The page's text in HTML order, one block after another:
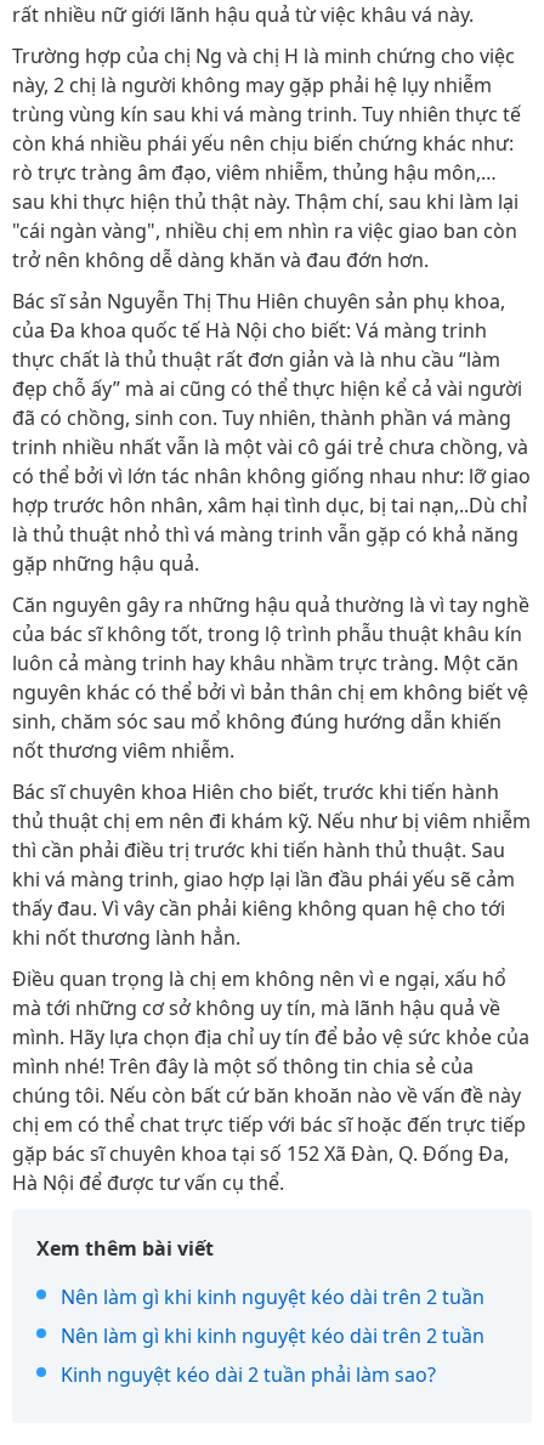
rất nhiều nữ giới lãnh hậu quả từ việc khâu vá này.
Trường hợp của chị Ng và chị H là minh chứng cho việc
này, 2 chị là người không may gặp phải hệ lụy nhiễm
trùng vùng kín sau khi vá màng trinh. Tuy nhiên thực tế
còn khá nhiều phái yếu nên chịu biến chứng khác như:
rò trực tràng âm đạo, viêm nhiễm, thủng hậu môn,…
sau khi thực hiện thủ thật này. Thậm chí, sau khi làm lại
"cái ngàn vàng", nhiều chị em nhìn ra việc giao ban còn
trở nên không dễ dàng khăn và đau đớn hơn.
Bác sĩ sản Nguyễn Thị Thu Hiên chuyên sản phụ khoa,
của Đa khoa quốc tế Hà Nội cho biết: Vá màng trinh
thực chất là thủ thuật rất đơn giản và là nhu cầu “làm
đẹp chỗ ấy” mà ai cũng có thể thực hiện kể cả vài người
đã có chồng, sinh con. Tuy nhiên, thành phần vá màng
trinh nhiều nhất vẫn là một vài cô gái trẻ chưa chồng, và
có thể bởi vì lớn tác nhân không giống nhau như: lỡ giao
hợp trước hôn nhân, xâm hại tình dục, bị tai nạn,..Dù chỉ
là thủ thuật nhỏ thì vá màng trinh vẫn gặp có khả năng
gặp những hậu quả.
Căn nguyên gây ra những hậu quả thường là vì tay nghề
của bác sĩ không tốt, trong lộ trình phẫu thuật khâu kín
luôn cả màng trinh hay khâu nhầm trực tràng. Một căn
nguyên khác có thể bởi vì bản thân chị em không biết vệ
sinh, chăm sóc sau mổ không đúng hướng dẫn khiến
nốt thương viêm nhiễm.
Bác sĩ chuyên khoa Hiên cho biết, trước khi tiến hành
thủ thuật chị em nên đi khám kỹ. Nếu như bị viêm nhiễm
thì cần phải điều trị trước khi tiến hành thủ thuật. Sau
khi vá màng trinh, giao hợp lại lần đầu phái yếu sẽ cảm
thấy đau. Vì vây cần phải kiêng không quan hệ cho tới
khi nốt thương lành hẳn.
Điều quan trọng là chị em không nên vì e ngại, xấu hổ
mà tới những cơ sở không uy tín, mà lãnh hậu quả về
mình. Hãy lựa chọn địa chỉ uy tín để bảo vệ sức khỏe của
mình nhé! Trên đây là một số thông tin chia sẻ của
chúng tôi. Nếu còn bất cứ băn khoăn nào về vấn đề này
chị em có thể chat trực tiếp với bác sĩ hoặc đến trực tiếp
gặp bác sĩ chuyên khoa tại số 152 Xã Đàn, Q. Đống Đa,
Hà Nội để được tư vấn cụ thể.
Xem thêm bài viết
Nên làm gì khi kinh nguyệt kéo dài trên 2 tuần
Nên làm gì khi kinh nguyệt kéo dài trên 2 tuần
Kinh nguyệt kéo dài 2 tuần phải làm sao?